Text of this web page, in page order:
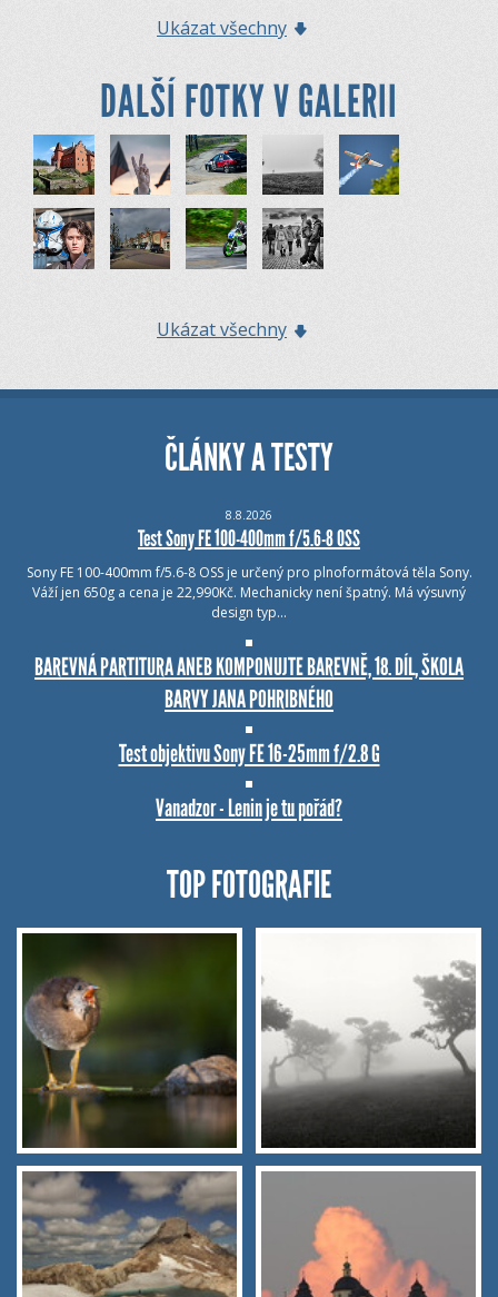
Ukázat všechny
DALŠÍ FOTKY V GALERII
Ukázat všechny
ČLÁNKY A TESTY
8.8.2026
Test Sony FE 100-400mm f/5.6-8 OSS
Sony FE 100-400mm f/5.6-8 OSS je určený pro plnoformátová těla Sony.
Váží jen 650g a cena je 22,990Kč. Mechanicky není špatný. Má výsuvný
design typ…
BAREVNÁ PARTITURA ANEB KOMPONUJTE BAREVNĚ, 18. DÍL, ŠKOLA
BARVY JANA POHRIBNÉHO
Test objektivu Sony FE 16-25mm f/2.8 G
Vanadzor - Lenin je tu pořád?
TOP FOTOGRAFIE